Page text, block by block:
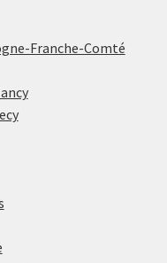
Franche-Comté